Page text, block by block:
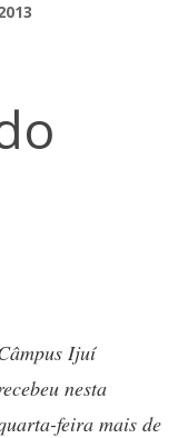
Ijuí
nesta
feira mais de